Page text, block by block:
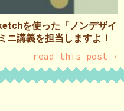
を使った「ノンデザイ
ニ講義を担当しますよ！
read this post ›